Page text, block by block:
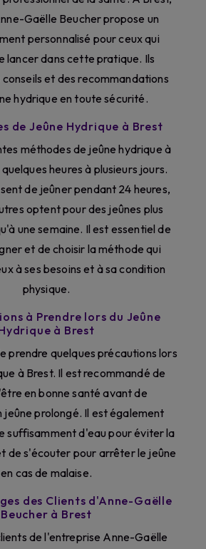
Gaëlle Beucher propose un
personnalisé pour ceux qui
lancer dans cette pratique. Ils
et des recommandations
hydrique en toute sécurité.
de Jeûne Hydrique à Brest
méthodes de jeûne hydrique à
heures à plusieurs jours.
de jeûner pendant 24 heures,
optent pour des jeûnes plus
une semaine. Il est essentiel de
et de choisir la méthode qui
à ses besoins et à sa condition
physique.
à Prendre lors du Jeûne
à Brest
prendre quelques précautions lors
à Brest. Il est recommandé de
en bonne santé avant de
jeûne prolongé. Il est également
suffisamment d'eau pour éviter la
de s'écouter pour arrêter le jeûne
en cas de malaise.
des Clients d'Anne-Gaëlle
Beucher à Brest
de l'entreprise Anne-Gaëlle